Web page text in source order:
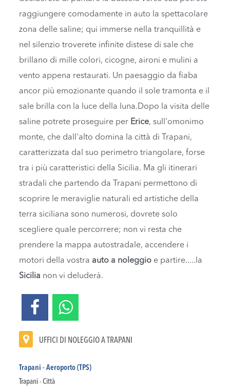
raggiungere comodamente in auto la spettacolare
zona delle saline; qui immerse nella tranquillità e
nel silenzio troverete infinite distese di sale che
brillano di mille colori, cicogne, aironi e mulini a
vento appena restaurati. Un paesaggio da fiaba
ancor più emozionante quando il sole tramonta e il
sale brilla con la luce della luna.Dopo la visita delle
saline potrete proseguire per Erice, sull'omonimo
monte, che dall'alto domina la città di Trapani,
caratterizzata dal suo perimetro triangolare, forse
tra i più caratteristici della Sicilia. Ma gli itinerari
stradali che partendo da Trapani permettono di
scoprire le meraviglie naturali ed artistiche della
terra siciliana sono numerosi, dovrete solo
scegliere quale percorrere; non vi resta che
prendere la mappa autostradale, accendere i
motori della vostra auto a noleggio e partire.....la
Sicilia non vi deluderà.
UFFICI DI NOLEGGIO A TRAPANI
Trapani - Aeroporto (TPS)
Trapani - Città